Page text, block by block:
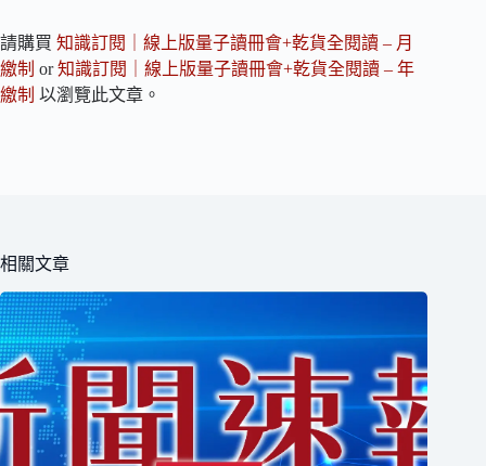
請購買 知識訂閱｜線上版量子讀冊會+乾貨全閱讀 – 月
繳制 or知識訂閱｜線上版量子讀冊會+乾貨全閱讀 – 年
繳制 以瀏覽此文章。
相關文章